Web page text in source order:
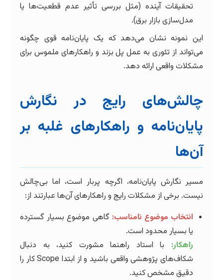
تحقیقات آینده (مثل بررسی تأثیر عدم قطعیت‌ها یا
مدل‌سازی بازار برق).
این نمونه نشان می‌دهد که یک پایان‌نامه قوی چگونه
می‌تواند از تئوری به عمل پل بزند و راهکارهای ملموس برای
مشکلات واقعی ارائه دهد.
چالش‌های رایج در نگارش
پایان‌نامه و راهکارهای غلبه بر
آن‌ها
مسیر نگارش پایان‌نامه، اگرچه پربار است، اما بی‌چالش
نیست. برخی از مشکلات رایج و راهکارهای آن‌ها عبارتند از:
انتخاب موضوع نامناسب: گاهی موضوع بسیار گسترده
یا بسیار محدود است.
راهکار: با استاد راهنما مشورت کنید، به دنبال
شکاف‌های پژوهشی واقعی باشید و از ابتدا Scope کار را
دقیق مشخص کنید.